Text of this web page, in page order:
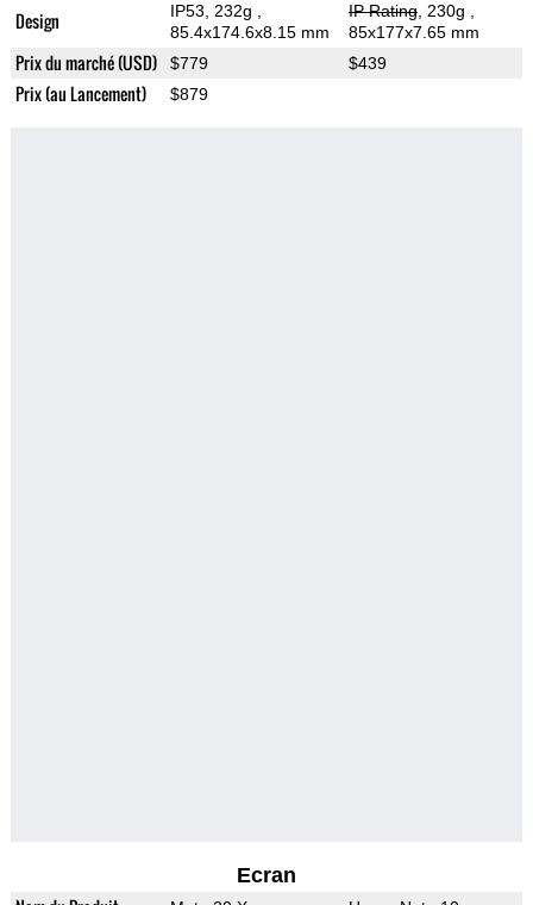
Design IP53, 232g
85.4x174.6x8.15 mm
IP Rating, 230g
85x177x7.65 mm
Prix du marché (USD) $779 $439
Prix (au Lancement) $879
Ecran